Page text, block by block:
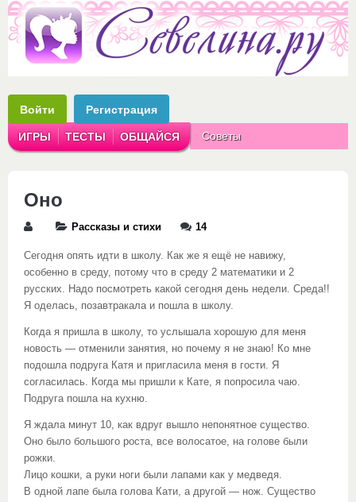
Войти Регистрация
ИГРЫ ТЕСТЫ ОБЩАЙСЯ Советы
Оно
Рассказы и стихи 14
Сегодня опять идти в школу. Как же я ещё не навижу,
особенно в среду, потому что в среду 2 математики и 2
русских. Надо посмотреть какой сегодня день недели. Среда!!
Я оделась, позавтракала и пошла в школу.
Когда я пришла в школу, то услышала хорошую для меня
новость — отменили занятия, но почему я не знаю! Ко мне
подошла подруга Катя и пригласила меня в гости. Я
согласилась. Когда мы пришли к Кате, я попросила чаю.
Подруга пошла на кухню.
Я ждала минут 10, как вдруг вышло непонятное существо.
Оно было большого роста, все волосатое, на голове были
рожки.
Лицо кошки, а руки ноги были лапами как у медведя.
В одной лапе была голова Кати, а другой — нож. Существо